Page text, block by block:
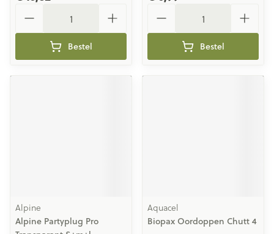
Bestel Bestel
Alpine
Alpine Partyplug Pro
Aquacel
Biopax Oordoppen Chutt 4